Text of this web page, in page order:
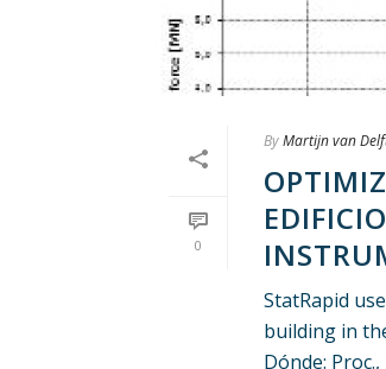
0
ByMartijn van
StatRapid
building in
Dónde: Proc.,